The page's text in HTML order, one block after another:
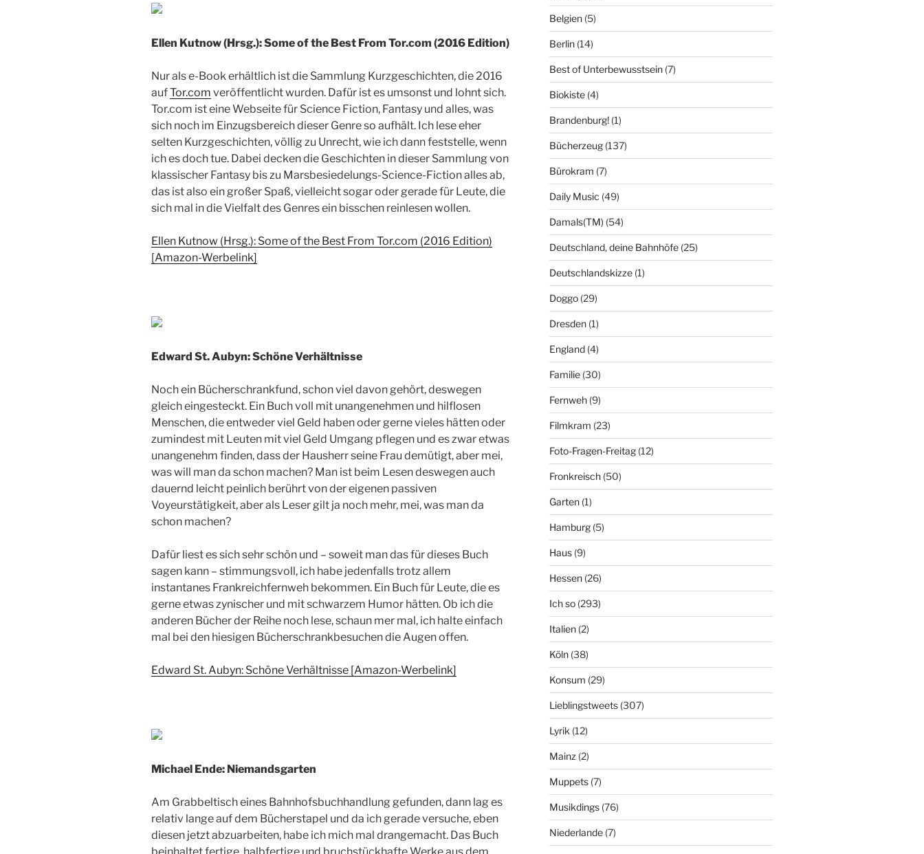
Ellen Kutnow (Hrsg.): Some of the Best From Tor.com (2016 Edition)
Nur als e-Book erhältlich ist die Sammlung Kurzgeschichten, die 2016
aufTor.com veröffentlicht wurden. Dafür ist es umsonst und lohnt sich.
Tor.com ist eine Webseite für Science Fiction, Fantasy und alles, was
sich noch im Einzugsbereich dieser Genre so aufhält. Ich lese eher
selten Kurzgeschichten, völlig zu Unrecht, wie ich dann feststelle, wenn
ich es doch tue. Dabei decken die Geschichten in dieser Sammlung von
klassischer Fantasy bis zu Marsbesiedelungs-Science-Fiction alles ab,
das ist also ein großer Spaß, vielleicht sogar oder gerade für Leute, die
sich mal in die Vielfalt des Genres ein bisschen reinlesen wollen.
Ellen Kutnow (Hrsg.): Some of the Best From Tor.com (2016 Edition)
[Amazon-Werbelink]
Edward St. Aubyn: Schöne Verhältnisse
Noch ein Bücherschrankfund, schon viel davon gehört, deswegen
gleich eingesteckt. Ein Buch voll mit unangenehmen und hilflosen
Menschen, die entweder viel Geld haben oder gerne vieles hätten oder
zumindest mit Leuten mit viel Geld Umgang pflegen und es zwar etwas
unangenehm finden, dass der Hausherr seine Frau demütigt, aber mei,
was will man da schon machen? Man ist beim Lesen deswegen auch
dauernd leicht peinlich berührt von der eigenen passiven
Voyeurstätigkeit, aber als Leser gilt ja noch mehr, mei, was man da
schon machen?
Dafür liest es sich sehr schön und – soweit man das für dieses Buch
sagen kann – stimmungsvoll, ich habe jedenfalls trotz allem
instantanes Frankreichfernweh bekommen. Ein Buch für Leute, die es
gerne etwas zynischer und mit schwarzem Humor hätten. Ob ich die
anderen Bücher der Reihe noch lese, schaun mer mal, ich halte einfach
mal bei den hiesigen Bücherschrankbesuchen die Augen offen.
Edward St. Aubyn: Schöne Verhältnisse [Amazon-Werbelink]
Michael Ende: Niemandsgarten
Am Grabbeltisch eines Bahnhofsbuchhandlung gefunden, dann lag es
relativ lange auf dem Bücherstapel und da ich gerade versuche, eben
diesen jetzt abzuarbeiten, habe ich mich mal drangemacht. Das Buch
Belgien(5)
Berlin(14)
Best of Unterbewusstsein(7)
Biokiste(4)
Brandenburg!(1)
Bücherzeug(137)
Bürokram (7)
Daily Music (49)
Damals(TM) (54)
Deutschland, deine Bahnhöfe(25)
Deutschlandskizze(1)
Doggo(29)
Dresden(1)
England(4)
Familie(30)
Fernweh(9)
Filmkram (23)
Foto-Fragen-Freitag(12)
Fronkreisch(50)
Garten(1)
Hamburg(5)
Haus(9)
Hessen(26)
Ich so(293)
Italien(2)
Köln(38)
Konsum (29)
Lieblingstweets(307)
Lyrik (12)
Mainz (2)
Muppets(7)
Musikdings(76)
Niederlande(7)